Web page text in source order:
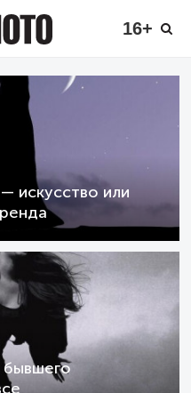
16+
искусство или
бывшего